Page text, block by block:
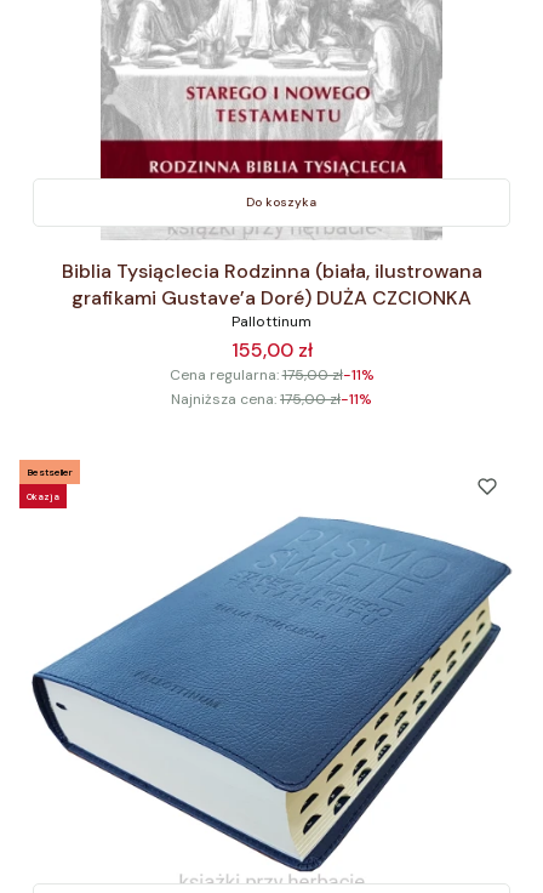
Do koszyka
Biblia Tysiąclecia Rodzinna (biała, ilustrowana
grafikami Gustave’a Doré) DUŻA CZCIONKA
Pallottinum
155,00 zł
Cena regularna:175,00 zł-11%
Najniższa cena:175,00 zł-11%
Okazja
Bestseller